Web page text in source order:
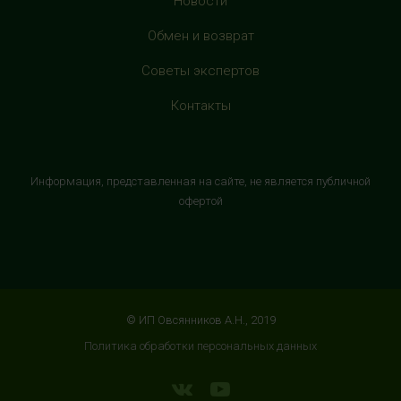
HealthStore в ТРЦ "Витте Молл"
магазином "М.Видео"
Домодедово
HealthStore в ТРЦ "АУРА"
г. Ярославль, ул. Победы, 41, цокольный этаж, напротив
Обмен и возврат
Советы экспертов
Контакты
Информация, представленная на сайте, не является публичной
офертой
© ИП Овсянников А.Н., 2019
Политика обработки персональных данных